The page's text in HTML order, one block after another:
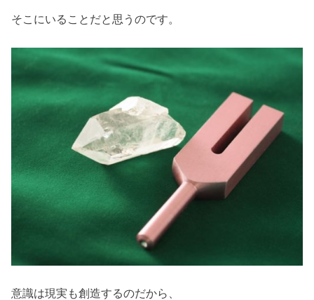
そこにいることだと思うのです。
意識は現実も創造するのだから、